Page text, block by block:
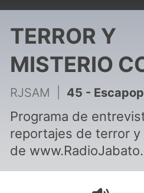
TERROR Y
MISTERIO
DARK
RJSAM 45 - Escapop. Aventuras y Escape Room en
Programa de
reportajes de terror y
de
Ilselefay(Dark)
RJsamper(Asdragoth)